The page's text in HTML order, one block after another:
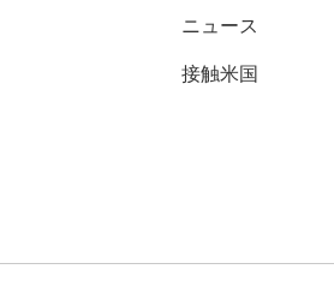
ニュース
接触米国